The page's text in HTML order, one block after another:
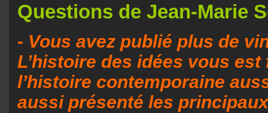
Questions de Jean-Marie
- Vous avez publié plus de
L’histoire des idées vous
l’histoire contemporaine
aussi présenté les